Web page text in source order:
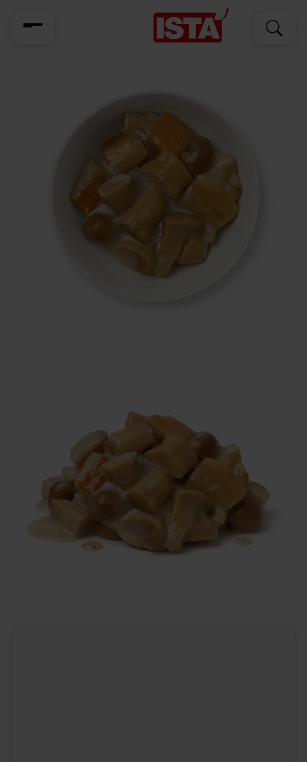
CercaCerca